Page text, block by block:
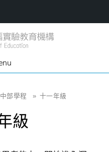
部學程 » 十一年級
級